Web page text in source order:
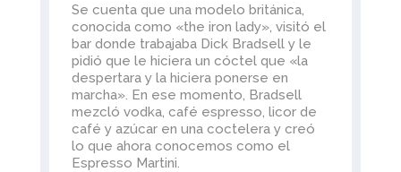
Se cuenta que una modelo británica,
conocida como «the iron lady», visitó el
bar donde trabajaba Dick Bradsell y le
pidió que le hiciera un cóctel que «la
despertara y la hiciera ponerse en
marcha». En ese momento, Bradsell
mezcló vodka, café espresso, licor de
café y azúcar en una coctelera y creó
lo que ahora conocemos como el
Espresso Martini.